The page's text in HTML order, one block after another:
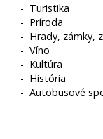
- Turistika
- Príroda
- Hrady, zámky,
-Víno
- Kultúra
- História
-Autobusové